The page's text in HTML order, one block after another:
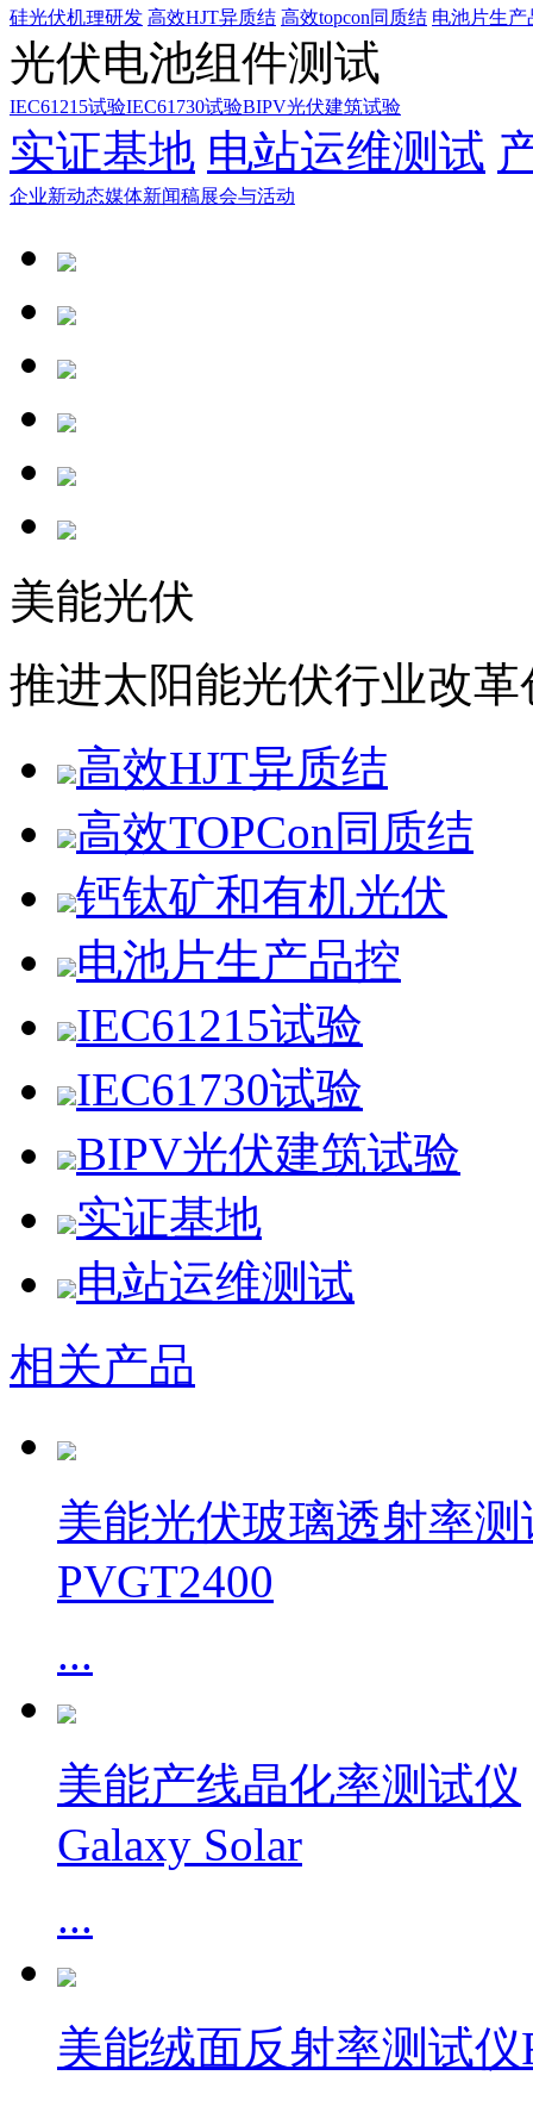
硅光伏机理研发 高效HJT异质结 高效topcon同质结 电池片生产
光伏电池组件测试
IEC61215试验IEC61730试验BIPV光伏建筑试验
实证基地 电站运维测试
企业新动态媒体新闻稿展会与活动
美能光伏
推进太阳能光伏行业改革
高效HJT异质结
高效TOPCon同质结
钙钛矿和有机光伏
电池片生产品控
IEC61215试验
IEC61730试验
BIPV光伏建筑试验
实证基地
电站运维测试
相关产品
美能光伏玻璃透射率测
PVGT2400
...
美能产线晶化率测试仪
Galaxy Solar
...
美能绒面反射率测试仪